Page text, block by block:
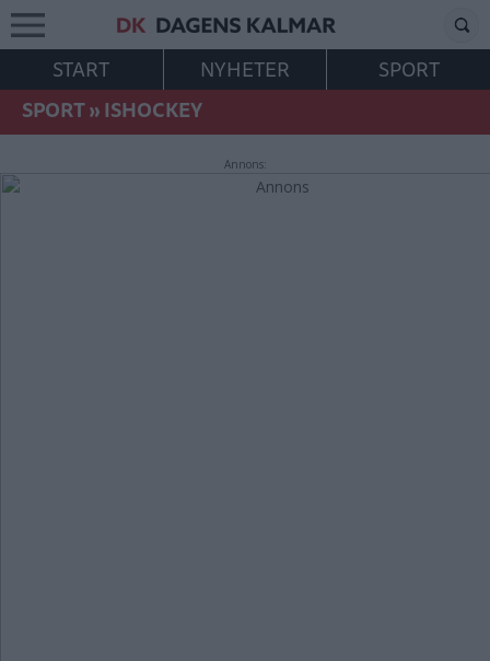
START NYHETER
SPORT
SPORT»ISHOCKEY
Annons: